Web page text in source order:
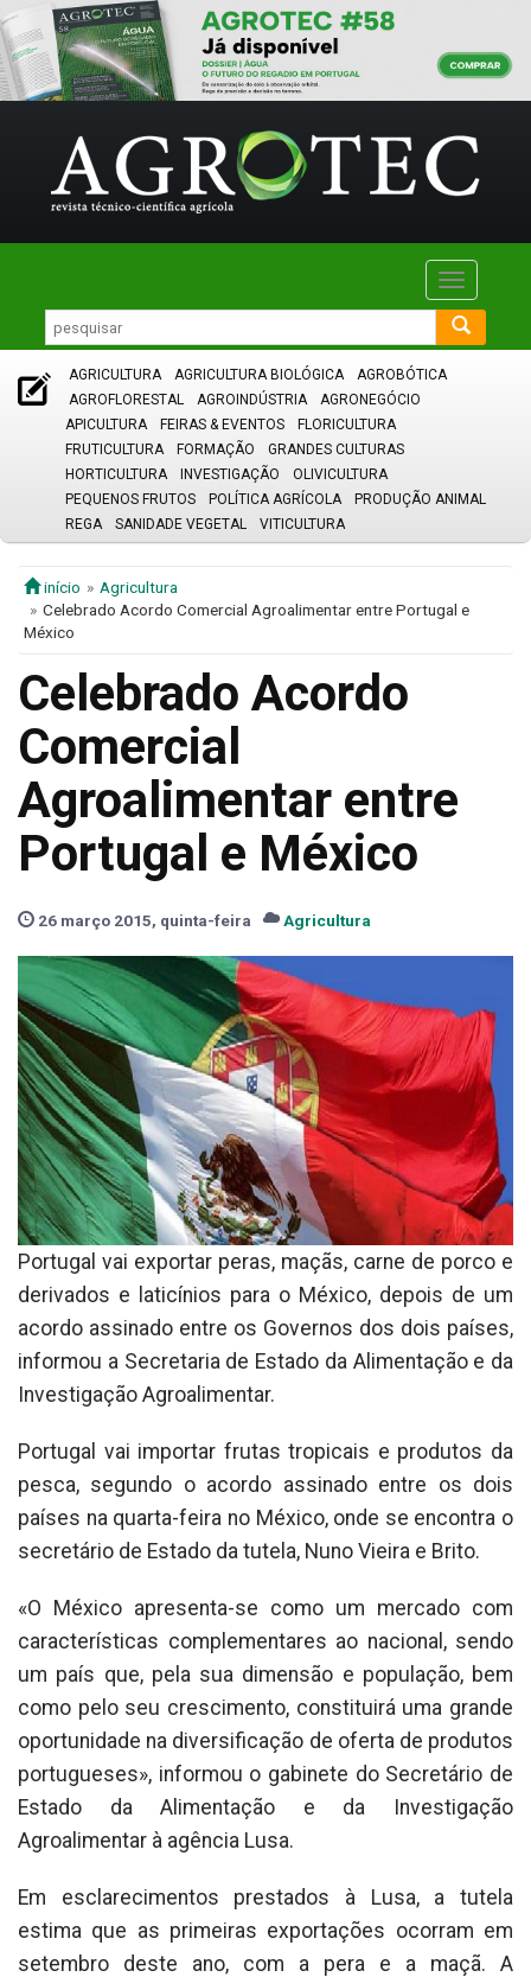
Toggle
AGRICULTURA AGRICULTURA BIOLÓGICA
AGROBÓTICA
AGROFLORESTAL
AGROINDÚSTRIA
AGRONEGÓCIO
APICULTURA
FEIRAS & EVENTOS
FLORICULTURA
FRUTICULTURA
FORMAÇÃO
GRANDES CULTURAS
HORTICULTURA
INVESTIGAÇÃO
OLIVICULTURA
PEQUENOS FRUTOS
POLÍTICA AGRÍCOLA
PRODUÇÃO ANIMAL
REGA
SANIDADE VEGETAL VITICULTURA
início
Agricultura
Celebrado Acordo Comercial Agroalimentar entre Portugal e
México
Celebrado Acordo
Comercial
Agroalimentar entre
Portugal e México
26 março 2015, quinta-feira Agricultura
Portugal vai exportar peras, maçãs, carne de porco e
derivados e laticínios para o México, depois de um
acordo assinado entre os Governos dos dois países,
informou a Secretaria de Estado da Alimentação e da
Investigação Agroalimentar.
Portugal vai importar frutas tropicais e produtos da
pesca, segundo o acordo assinado entre os dois
países na quarta-feira no México, onde se encontra o
secretário de Estado da tutela, Nuno Vieira e Brito.
«O México apresenta-se como um mercado com
características complementares ao nacional, sendo
um país que, pela sua dimensão e população, bem
como pelo seu crescimento, constituirá uma grande
oportunidade na diversificação de oferta de produtos
portugueses», informou o gabinete do Secretário de
Estado da Alimentação e da Investigação
Agroalimentar à agência Lusa.
Em esclarecimentos prestados à Lusa, a tutela
estima que as primeiras exportações ocorram em
setembro deste ano, com a pera e a maçã. A